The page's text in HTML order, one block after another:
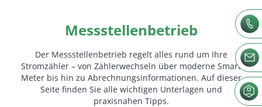
Die Stadtwerke Niesky
Messstellenbetrieb
Messstellenbetrieb
Der Messstellenbetrieb regelt alles rund um Ihre
Stromzähler – von Zählerwechseln über moderne Smart
Meter bis hin zu Abrechnungsinformationen. Auf dieser
Seite finden Sie alle wichtigen Unterlagen und
praxisnahen Tipps.